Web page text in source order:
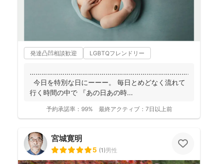
発達凸凹相談歓迎 LGBTQフレンドリー
………………………………………………………………………………
今日を特別な日にーーー。 毎日とめどなく流れて
行く時間の中で 『あの日あの時...
予約承諾率： 99% 最終アクティブ： 7日以上前
宮城寛明
5 (1)男性